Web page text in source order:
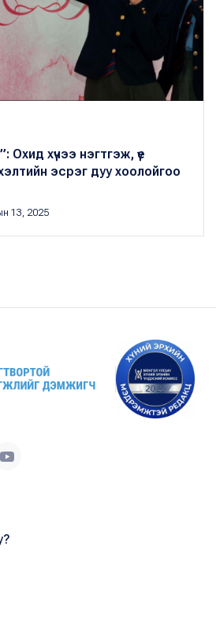
Охид хүчээ нэгтгэж, үе
эсрэг дуу хоолойгоо
13, 2025